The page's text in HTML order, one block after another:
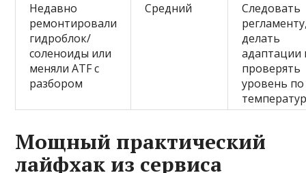
Недавно
ремонтировали
гидроблок/
соленоиды или
меняли ATF с
разбором
Средний
Следовать
делать
адаптации
проверять
уровень по
Мощный практический
лайфхак из сервиса